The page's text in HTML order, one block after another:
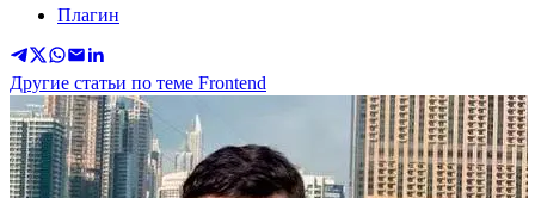
Плагин
Другие статьи по теме Frontend